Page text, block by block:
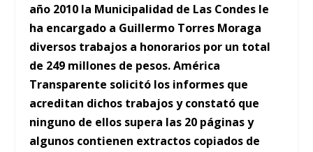
año 2010 la Municipalidad de Las Condes le
ha encargado a Guillermo Torres Moraga
diversos trabajos a honorarios por un total
de 249 millones de pesos. América
Transparente solicitó los informes que
acreditan dichos trabajos y constató que
ninguno de ellos supera las 20 páginas y
algunos contienen extractos copiados de